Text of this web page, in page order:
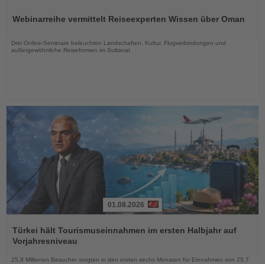
die
Webinarreihe vermittelt Reiseexperten Wissen über Oman
Drei Online-Seminare beleuchten Landschaften, Kultur, Flugverbindungen und
außergewöhnliche Reiseformen im Sultanat
Sie
die
Nachrichten
01.08.2026
Türkei hält Tourismuseinnahmen im ersten Halbjahr auf
Vorjahresniveau
25,8 Millionen Besucher sorgten in den ersten sechs Monaten für Einnahmen von 25,7